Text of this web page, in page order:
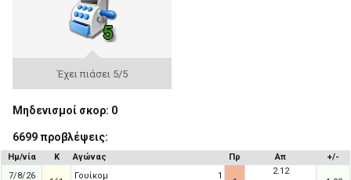
Έχει πιάσει 5/5
Μηδενισμοί σκορ: 0
6699 προβλέψεις:
Ημ/νία Κ Αγώνας Πρ Απ
+/-
7/8/26
Γουίκομ
1
2.12